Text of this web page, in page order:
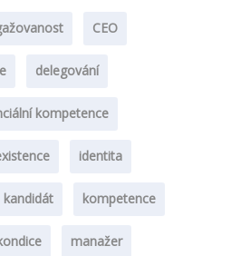
CEO
delegování
kompetence
identita
kandidát kompetence
manažer